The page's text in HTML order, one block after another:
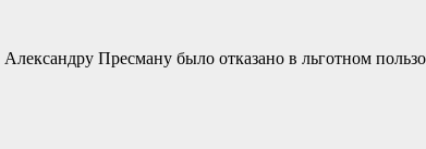
Пресману было отказано в льготном